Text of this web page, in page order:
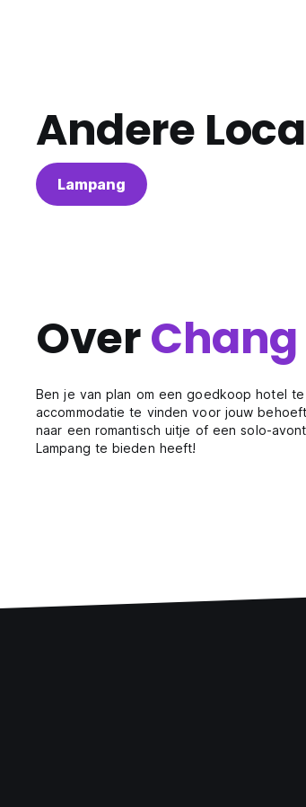
Andere
Lampang
Over
Ben je van plan om een goedkoop hotel
accommodatie te vinden voor jouw
naar een romantisch uitje of een solo-
Lampang te bieden heeft!